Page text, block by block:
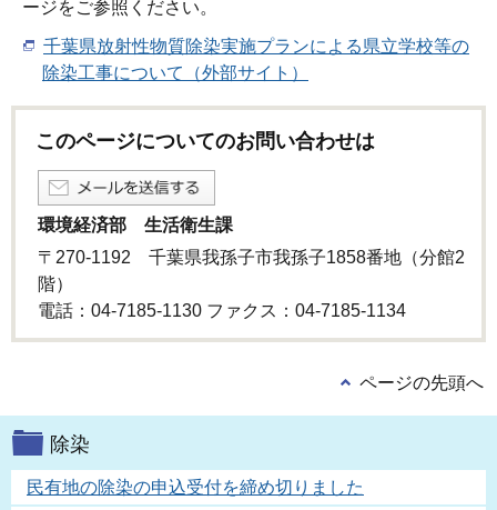
ージをご参照ください。
千葉県放射性物質除染実施プランによる県立学校等の
除染工事について（外部サイト）
このページについてのお問い合わせは
環境経済部 生活衛生課
〒270-1192 千葉県我孫子市我孫子1858番地（分館2
階）
電話：04-7185-1130 ファクス：04-7185-1134
ページの先頭へ
除染
民有地の除染の申込受付を締め切りました